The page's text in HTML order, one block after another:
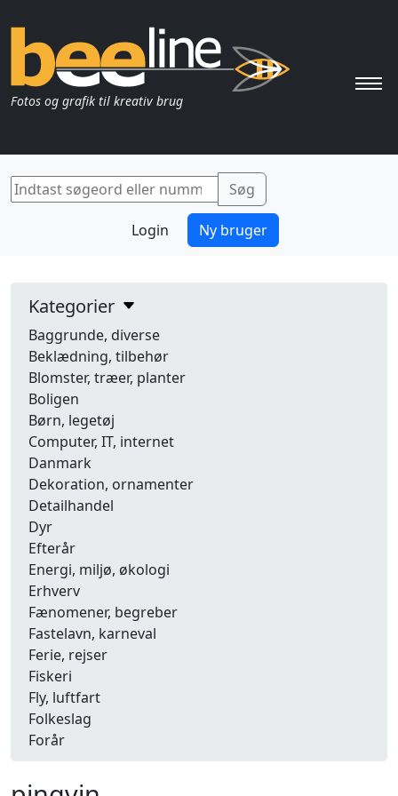
Fotos og grafik til kreativ brug
Login Ny bruger
Kategorier
Baggrunde, diverse
Beklædning, tilbehør
Blomster, træer, planter
Boligen
Børn, legetøj
Computer, IT, internet
Danmark
Dekoration, ornamenter
Detailhandel
Dyr
Efterår
Energi, miljø, økologi
Erhverv
Fænomener, begreber
Fastelavn, karneval
Ferie, rejser
Fiskeri
Fly, luftfart
Folkeslag
Forår
Frugt, grønt